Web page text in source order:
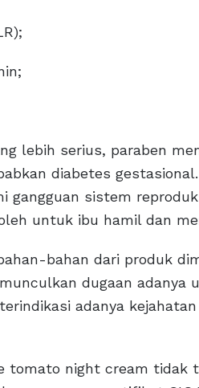
lebih serius, paraben
diabetes
gangguan sistem
untuk ibu hamil dan
bahan dari produk
dugaan adanya
adanya
tomato night cream tidak